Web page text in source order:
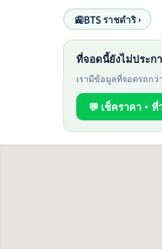
🚉BTS ราชดำริ ›
ที่จอดนี้ยังไม่ประก
เรามีข้อมูลที่จอดรถกว่
💬 เช็คราคา・ที่